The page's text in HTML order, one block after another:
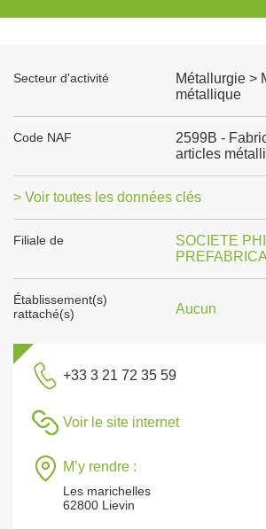
Secteur d'activité
Métallurgie >
métallique
Code NAF
2599B -
articles
> Voir toutes les données clés
Filiale de
SOCIETE
Établissement(s)
rattaché(s)
Aucun
+33 3 21 72 35 59
Voir le site internet
M’y rendre :
Les marichelles
62800 Lievin